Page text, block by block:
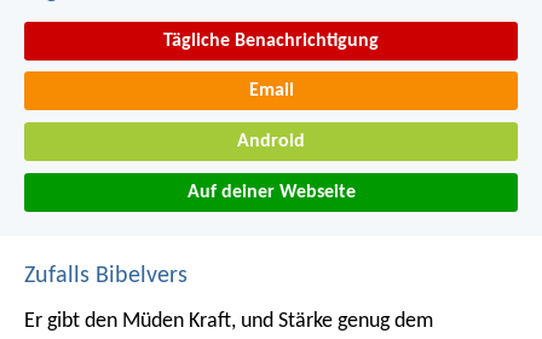
Tägliche Benachrichtigung
Email
Android
Auf deiner Webseite
Zufalls Bibelvers
Er gibt den Müden Kraft, und Stärke genug dem